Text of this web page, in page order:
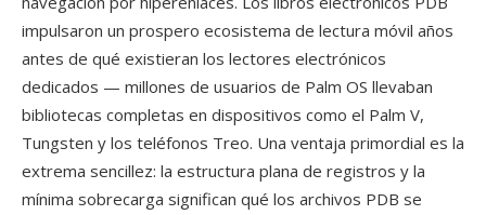
impulsaron un prospero ecosistema de lectura móvil años
antes de qué existieran los lectores electrónicos
dedicados — millones de usuarios de Palm OS llevaban
bibliotecas completas en dispositivos como el Palm V,
Tungsten y los teléfonos Treo. Una ventaja primordial es la
extrema sencillez: la estructura plana de registros y la
mínima sobrecarga significan qué los archivos PDB se